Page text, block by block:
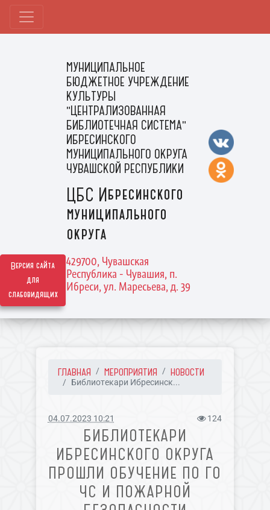
Версия сайта
для
слабовидящих
МУНИЦИПАЛЬНОЕ
БЮДЖЕТНОЕ УЧРЕЖДЕНИЕ
КУЛЬТУРЫ
"ЦЕНТРАЛИЗОВАННАЯ
БИБЛИОТЕЧНАЯ СИСТЕМА"
ИБРЕСИНСКОГО
МУНИЦИПАЛЬНОГО ОКРУГА
ЧУВАШСКОЙ РЕСПУБЛИКИ
ЦБС Ибресинского
муниципального
округа
429700, Чувашская
Республика - Чувашия, п.
Ибреси, ул. Маресьева, д. 39
ГЛАВНАЯ МЕРОПРИЯТИЯ НОВОСТИ
Библиотекари Ибресинск...
04.07.2023 10:21 124
БИБЛИОТЕКАРИ
ИБРЕСИНСКОГО ОКРУГА
ПРОШЛИ ОБУЧЕНИЕ ПО ГО
ЧС И ПОЖАРНОЙ